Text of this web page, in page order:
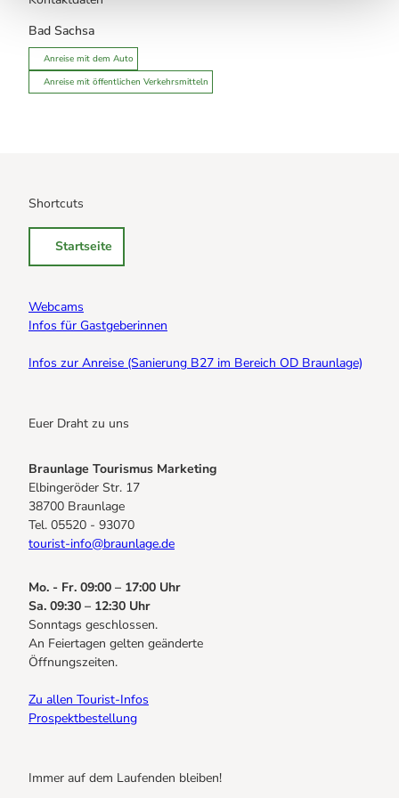
Bad Sachsa
Anreise mit dem Auto
Anreise mit öffentlichen Verkehrsmitteln
Shortcuts
Startseite
Webcams
Infos für Gastgeberinnen
Infos zur Anreise (Sanierung B27 im Bereich OD Braunlage)
Euer Draht zu uns
Braunlage Tourismus Marketing
Elbingeröder Str. 17
38700 Braunlage
Tel. 05520 - 93070
tourist-info@braunlage.de
Mo. - Fr. 09:00 – 17:00 Uhr
Sa. 09:30 – 12:30 Uhr
Sonntags geschlossen.
An Feiertagen gelten geänderte
Öffnungszeiten.
Zu allen Tourist-Infos
Prospektbestellung
Immer auf dem Laufenden bleiben!